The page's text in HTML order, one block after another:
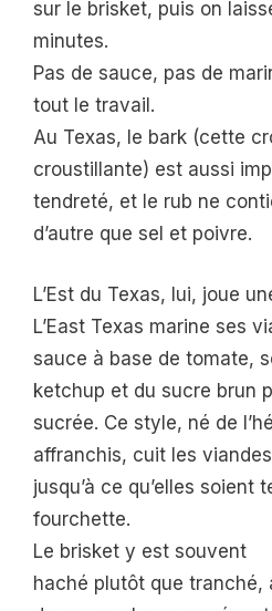
sur le brisket, puis on
minutes.
Pas de sauce, pas de
tout le travail.
Au Texas, le bark (cette
croustillante) est aussi
tendreté, et le rub ne
d’autre que sel et poivre.
L’Est du Texas, lui, joue
L’East Texas marine ses
sauce à base de tomate,
ketchup et du sucre brun
sucrée. Ce style, né de
affranchis, cuit les
jusqu’à ce qu’elles soient
fourchette.
Le brisket y est souvent
haché plutôt que tranché,